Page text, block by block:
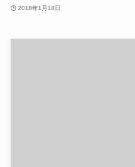
2018年1月18日